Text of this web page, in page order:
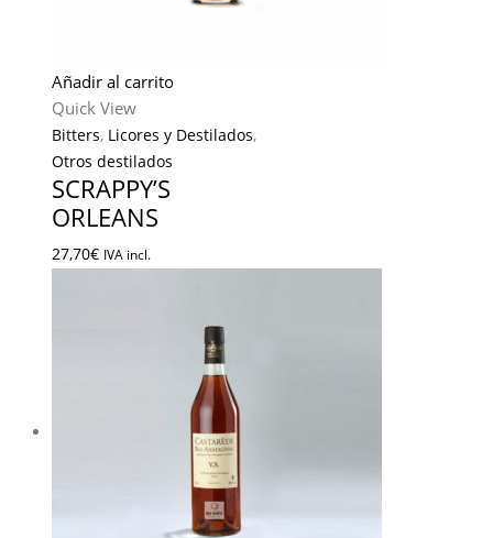
Añadir al carrito
Quick View
Bitters, Licores y Destilados,
Otros destilados
SCRAPPY’S
ORLEANS
27,70€ IVA incl.